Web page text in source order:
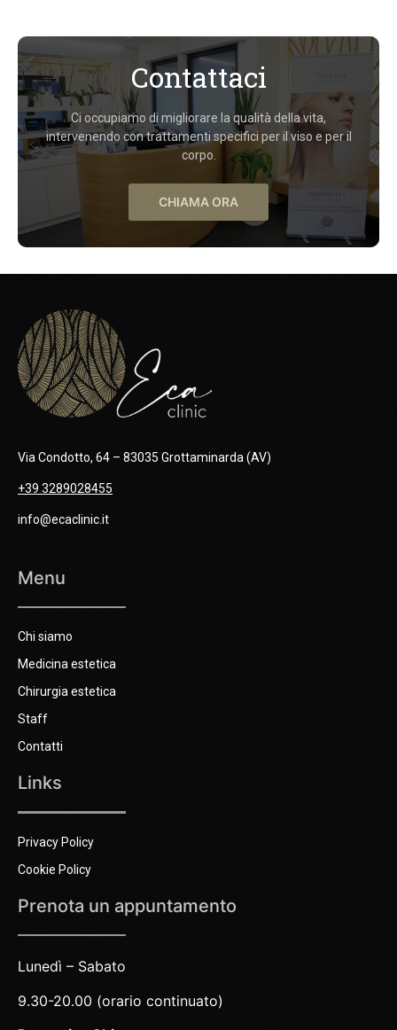
Contattaci
Ci occupiamo di migliorare la qualità della vita,
intervenendo con trattamenti specifici per il viso e per il
corpo.
CHIAMA ORA
Via Condotto, 64 – 83035 Grottaminarda (AV)
+39 3289028455
info@ecaclinic.it
Menu
Chi siamo
Medicina estetica
Chirurgia estetica
Staff
Contatti
Links
Privacy Policy
Cookie Policy
Prenota un appuntamento
Lunedì – Sabato
9.30-20.00 (orario continuato)